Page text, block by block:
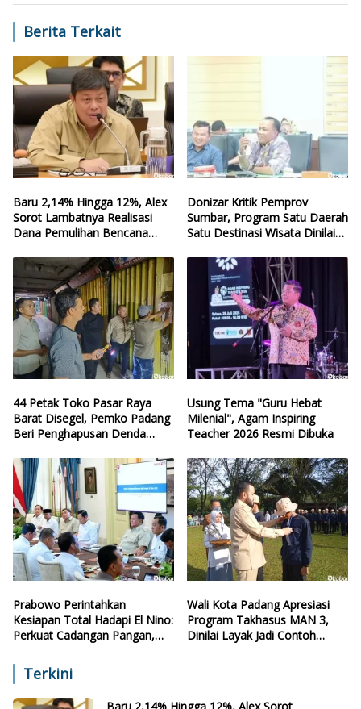
Berita Terkait
Baru 2,14% Hingga 12%, Alex
Sorot Lambatnya Realisasi
Dana Pemulihan Bencana
Donizar Kritik Pemprov
Sumbar, Program Satu Daerah
Satu Destinasi Wisata Dinilai
44 Petak Toko Pasar Raya
Barat Disegel, Pemko Padang
Beri Penghapusan Denda
Usung Tema "Guru Hebat
Milenial", Agam Inspiring
Teacher 2026 Resmi Dibuka
Prabowo Perintahkan
Kesiapan Total Hadapi El Nino:
Perkuat Cadangan Pangan,
Wali Kota Padang Apresiasi
Program Takhasus MAN 3,
Dinilai Layak Jadi Contoh
Terkini
Baru 2,14% Hingga 12%, Alex Sorot